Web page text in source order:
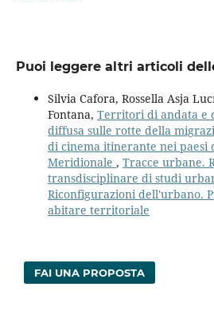
Puoi leggere altri articoli
Silvia Cafora, Rossella Asja
Fontana, Territori di andata e
diffusa sulle rotte della
di cinema itinerante nei paesi
Meridionale , Tracce urbane.
transdisciplinare di studi
Riconfigurazioni dell'urbano.
abitare territoriale
FAI UNA PROPOSTA